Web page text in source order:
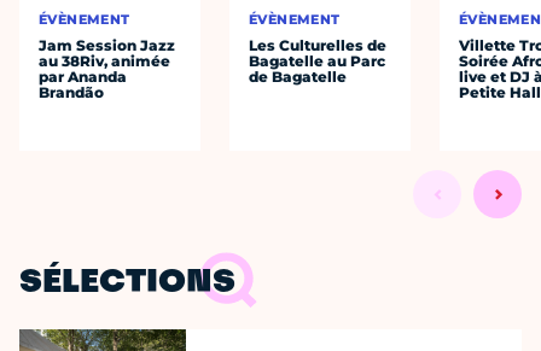
ÉVÈNEMENT
Jam Session Jazz
au 38Riv, animée
par Ananda
Brandão
ÉVÈNEMENT
Les Culturelles de
Bagatelle au Parc
de Bagatelle
Villette
Soirée
live et DJ
Petite
SÉLECTIONS